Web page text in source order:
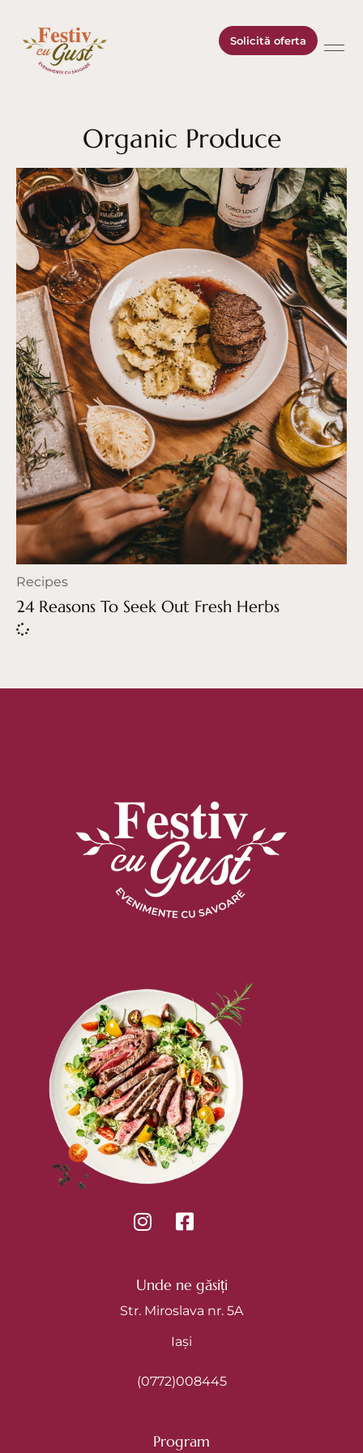
Solicită oferta
Organic Produce
Recipes
24 Reasons To Seek Out Fresh Herbs
Unde ne găsiți
Str. Miroslava nr. 5A
Iași
(0772)008445
Program